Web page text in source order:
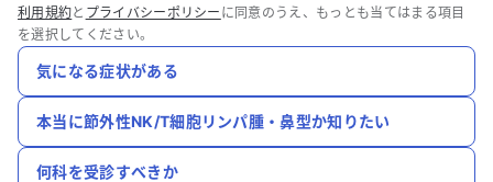
利用規約と プライバシーポリシー に同意のうえ、もっとも当てはまる項目
を選択してください。
気になる症状がある
本当に節外性NK/T細胞リンパ腫・鼻型か知りたい
何科を受診すべきか